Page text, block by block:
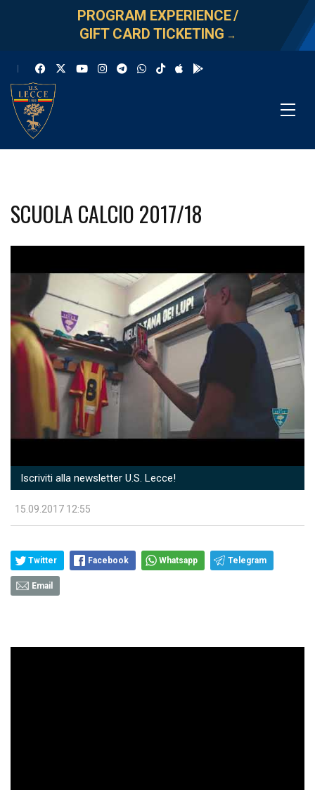
PROGRAM EXPERIENCE/
GIFT CARD TICKETING →
SCUOLA CALCIO 2017/18
Iscriviti alla newsletter U.S. Lecce!
15.09.2017 12:55
Twitter Facebook Whatsapp Telegram
Email